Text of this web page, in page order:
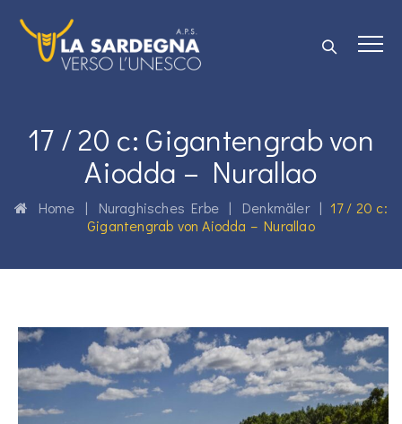
17 / 20 c: Gigantengrab von
Aiodda – Nurallao
Home | Nuraghisches Erbe | Denkmäler| 17 / 20 c:
Gigantengrab von Aiodda – Nurallao